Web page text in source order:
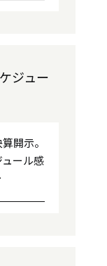
ジュー
開示。
ール感